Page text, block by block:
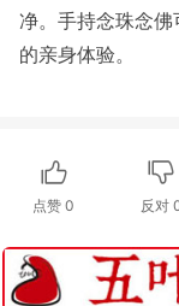
净。手持念珠念
的亲身体验。
点赞0 反对